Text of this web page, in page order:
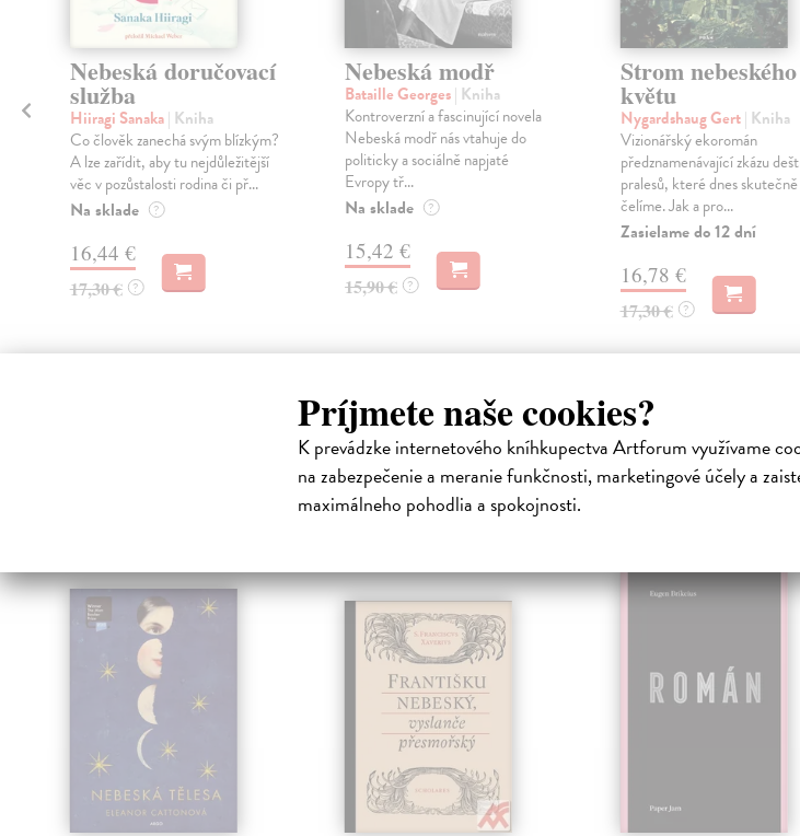
Príjmete naše cookies?
K prevádzke internetového kníhkupectva Artforum využívame
na zabezpečenie a meranie funkčnosti, marketingové účely a
maximálneho pohodlia a spokojnosti.
Nebeská doručovací
služba
Hiiragi Sanaka| Kniha
Co člověk zanechá svým blízkým?
A lze zařídit, aby tu nejdůležitější
věc v pozůstalosti rodina či př...
Na sklade ?
16,44 €
17,30 € ?
Nebeská modř
Bataille Georges| Kniha
Kontroverzní a fascinující novela
Nebeská modř nás vtahuje do
politicky a sociálně napjaté
Evropy tř...
Na sklade ?
15,42 €
15,90 € ?
Strom nebeského
květu
Nygardshaug Gert| Kniha
Vizionářský ekoromán
předznamenávající zkázu
pralesů, které dnes skutečně
čelíme. Jak a pro...
Zasielame do 12 dní
16,78 €
17,30 € ?
Čitatelia s podobným